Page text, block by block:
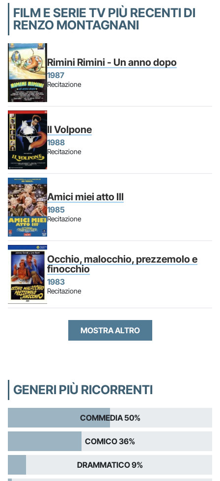
FILM E SERIE TV PIÙ RECENTI DI
RENZO MONTAGNANI
Rimini Rimini - Un anno dopo
1987
Recitazione
Il Volpone
1988
Recitazione
Amici miei atto III
1985
Recitazione
Occhio, malocchio, prezzemolo e
finocchio
1983
Recitazione
MOSTRA ALTRO
GENERI PIÙ RICORRENTI
COMMEDIA 50%
COMICO 36%
DRAMMATICO 9%